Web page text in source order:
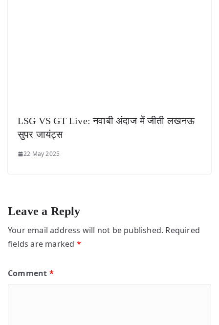
LSG VS GT Live: नवाबी अंदाज में जीती लखनऊ
सुपर जायंट्स
22 May 2025
Leave a Reply
Your email address will not be published. Required
fields are marked *
Comment *